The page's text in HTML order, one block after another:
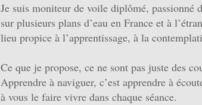
Je suis moniteur de voile diplômé,
sur plusieurs plans d’eau en France et à
lieu propice à l’apprentissage, à la
Ce que je propose, ce ne sont pas juste des
Apprendre à naviguer, c’est apprendre à
à vous le faire vivre dans chaque séance.